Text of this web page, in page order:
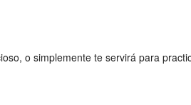
o simplemente te servirá para